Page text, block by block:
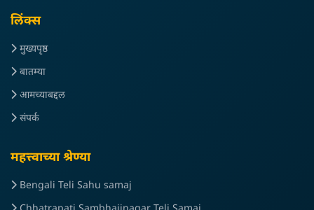
लिंक्स
मुख्यपृष्ठ
बातम्या
आमच्याबद्दल
संपर्क
महत्त्वाच्या श्रेण्या
Bengali Teli Sahu samaj